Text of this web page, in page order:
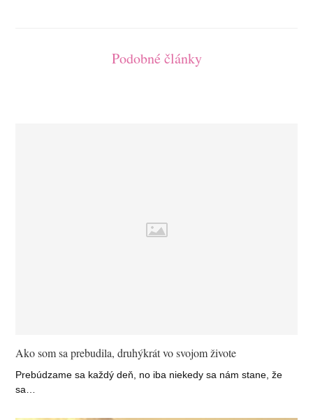
Podobné články
Ako som sa prebudila, druhýkrát vo svojom živote
Prebúdzame sa každý deň, no iba niekedy sa nám stane, že
sa…